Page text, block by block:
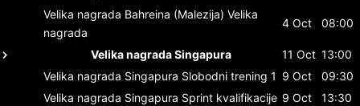
Velika nagrada Bahreina (Malezija) Velika
nagrada
4 Oct 08:00
Velika nagrada Singapura 11 Oct 13:00
Velika nagrada Singapura Slobodni trening 1 9 Oct
09:30
Velika nagrada Singapura Sprint kvalifikacije 9 Oct
13:30